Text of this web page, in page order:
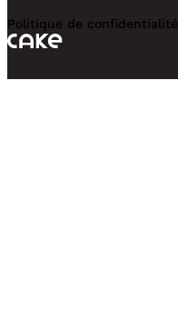
Politique de confidentialité